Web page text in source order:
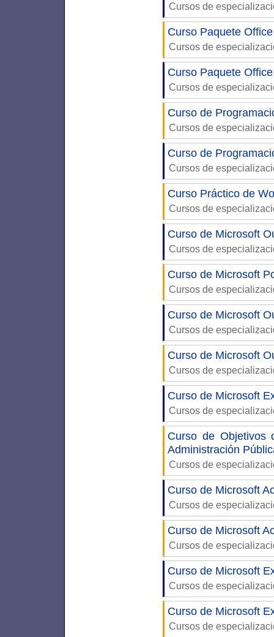
Cursos de
Curso Paquete
Cursos de
Curso Paquete
Cursos de
Curso de
Cursos de
Curso de
Cursos de
Curso Práctico de
Cursos de
Curso de Microsoft
Cursos de
Curso de Microsoft
Cursos de
Curso de Microsoft
Cursos de
Curso de Microsoft
Cursos de
Curso de Microsoft
Cursos de
Curso de Objetivos
Administración
Cursos de
Curso de Microsoft
Cursos de
Curso de Microsoft
Cursos de
Curso de Microsoft
Cursos de
Curso de Microsoft
Cursos de